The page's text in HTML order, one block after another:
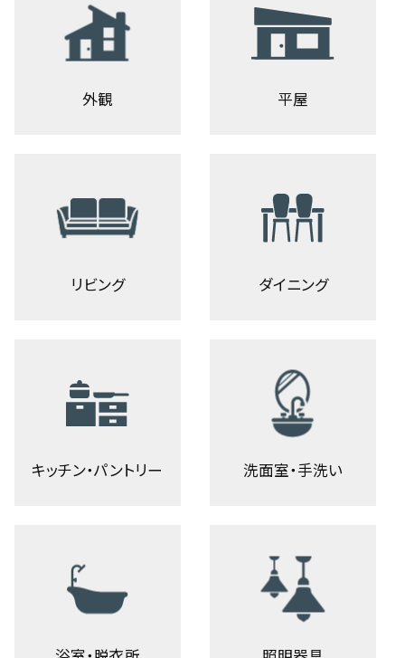
外観 平屋
リビング ダイニング
キッチン・パントリー 洗面室・手洗い